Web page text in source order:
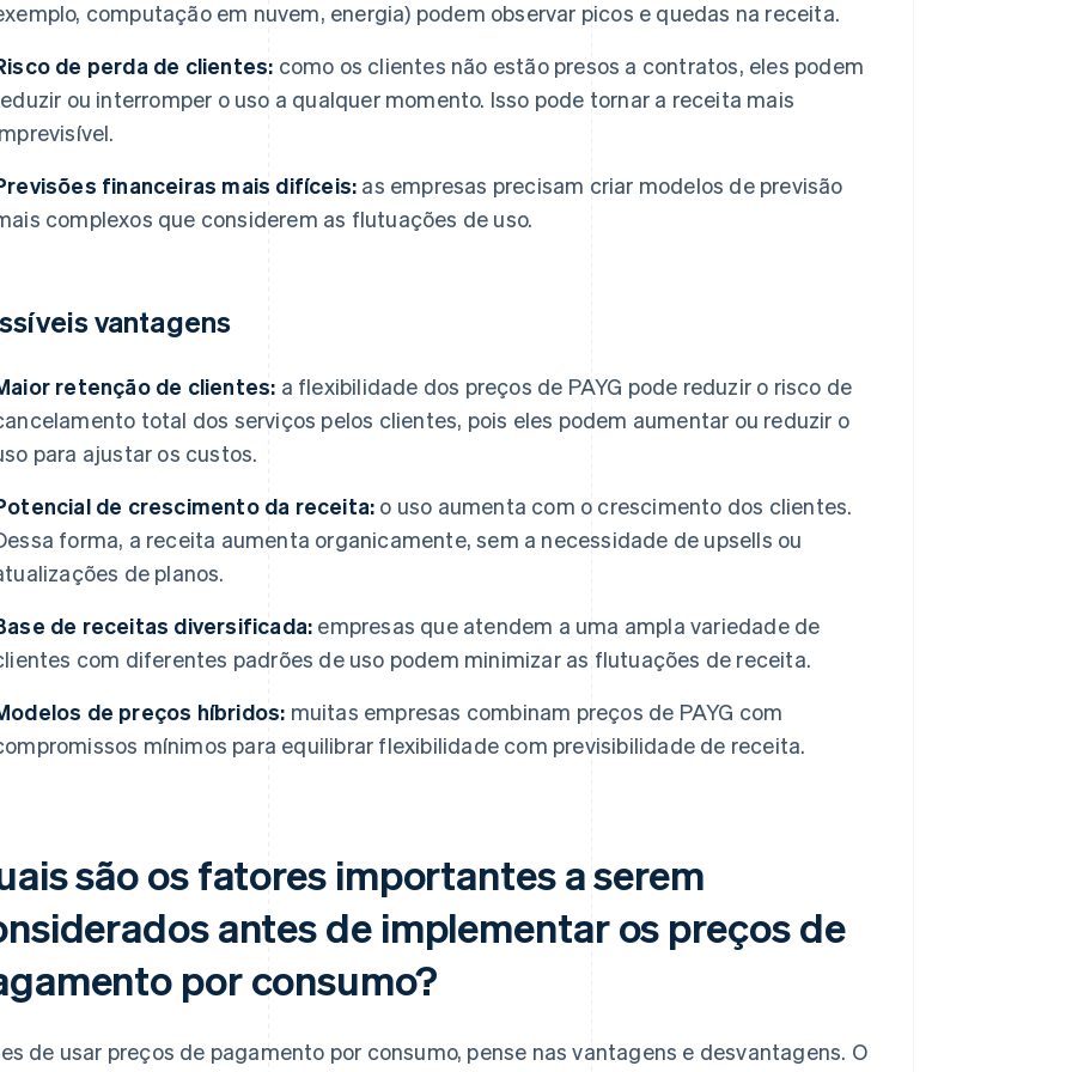
computação em nuvem, energia) podem observar picos e quedas na receita.
de perda de clientes: como os clientes não estão presos a contratos, eles podem
ou interromper o uso a qualquer momento. Isso pode tornar a receita mais
financeiras mais difíceis: as empresas precisam criar modelos de previsão
complexos que considerem as flutuações de uso.
vantagens
retenção de clientes: a flexibilidade dos preços de PAYG pode reduzir o risco de
total dos serviços pelos clientes, pois eles podem aumentar ou reduzir o
para ajustar os custos.
de crescimento da receita: o uso aumenta com o crescimento dos clientes.
forma, a receita aumenta organicamente, sem a necessidade de upsells ou
de planos.
de receitas diversificada: empresas que atendem a uma ampla variedade de
com diferentes padrões de uso podem minimizar as flutuações de receita.
de preços híbridos: muitas empresas combinam preços de PAYG com
mínimos para equilibrar flexibilidade com previsibilidade de receita.
são os fatores importantes a serem
antes de implementar os preços de
por consumo?
de usar preços de pagamento por consumo, pense nas vantagens e desvantagens. O